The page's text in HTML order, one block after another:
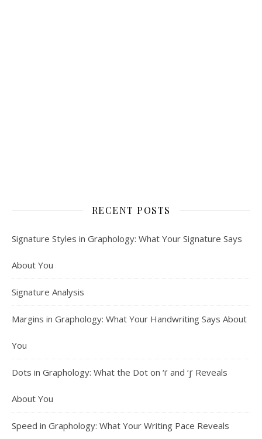
RECENT POSTS
Signature Styles in Graphology: What Your Signature Says
About You
Signature Analysis
Margins in Graphology: What Your Handwriting Says About
You
Dots in Graphology: What the Dot on ‘i’ and ‘j’ Reveals
About You
Speed in Graphology: What Your Writing Pace Reveals